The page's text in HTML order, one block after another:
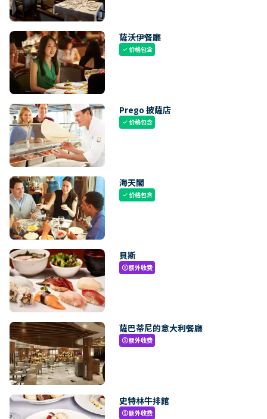
薩沃伊餐廳
check价格包含
Prego 披薩店
check价格包含
海天閣
check价格包含
貝斯
paid额外收费
薩巴蒂尼的意大利餐廳
paid额外收费
史特林牛排館
paid额外收费